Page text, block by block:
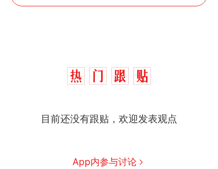
目前还没有跟贴，欢迎发表观点
App内参与讨论
因老师一句“跟我回家”改写了
费大厨“全国小炒肉大王”称